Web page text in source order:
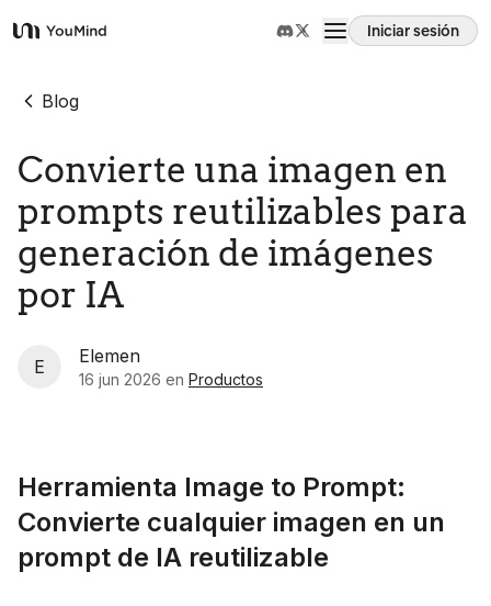
YouMind
Iniciar sesión
Resumen
Casos de uso
Habilidades
Prompts
Precios
Blog
Blog
Convierte una imagen en
prompts reutilizables para
generación de imágenes
por IA
E Elemen
16 jun 2026 en Productos
Herramienta Image to Prompt:
Convierte cualquier imagen en un
prompt de IA reutilizable